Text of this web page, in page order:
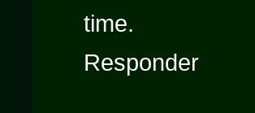
time.
Responder